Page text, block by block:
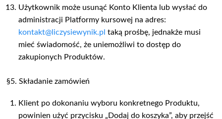
Użytkownik może usunąć Konto Klienta lub wysłać do
administracji Platformy kursowej na adres:
kontakt@liczysiewynik.pl taką prośbę, jednakże musi
mieć świadomość, że uniemożliwi to dostęp do
zakupionych Produktów.
§5. Składanie zamówień
Klient po dokonaniu wyboru konkretnego Produktu,
powinien użyć przycisku „Dodaj do koszyka”, aby przejść